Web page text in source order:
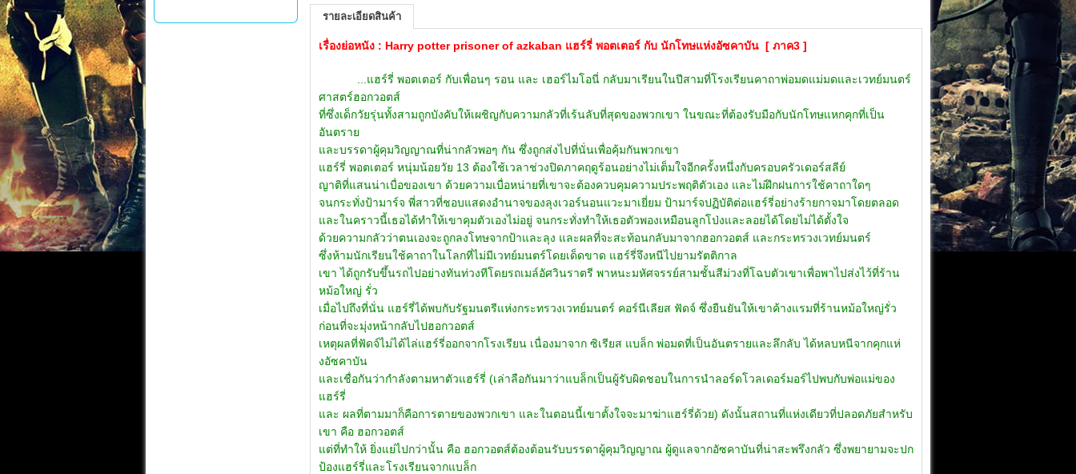
รายละเอียดสินค้า
เรื่องย่อหนัง : Harry potter prisoner of azkaban แฮร์รี่ พอตเตอร์ กับ นักโทษแห่งอัซคาบัน [ ภาค3 ]
...แฮร์รี่ พอตเตอร์ กับเพื่อนๆ รอน และ เฮอร์ไมโอนี่ กลับมาเรียนในปีสามที่โรงเรียนคาถาพ่อมดแม่มดและเวทย์มนตร์
ศาสตร์ฮอกวอตส์
ที่ซึ่งเด็กวัยรุ่นทั้งสามถูกบังคับให้เผชิญกับความกลัวที่เร้นลับที่สุดของพวกเขา ในขณะที่ต้องรับมือกับนักโทษแหกคุกที่เป็น
อันตราย
และบรรดาผู้คุมวิญญาณที่น่ากลัวพอๆ กัน ซึ่งถูกส่งไปที่นั่นเพื่อคุ้มกันพวกเขา
แฮร์รี่ พอตเตอร์ หนุ่มน้อยวัย 13 ต้องใช้เวลาช่วงปิดภาคฤดูร้อนอย่างไม่เต็มใจอีกครั้งหนึ่งกับครอบครัวเดอร์สลีย์
ญาติที่แสนน่าเบื่อของเขา ด้วยความเบื่อหน่ายที่เขาจะต้องควบคุมความประพฤติตัวเอง และไม่ฝึกฝนการใช้คาถาใดๆ
จนกระทั่งป้ามาร์จ พี่สาวที่ชอบแสดงอำนาจของลุงเวอร์นอนแวะมาเยี่ยม ป้ามาร์จปฏิบัติต่อแฮร์รี่อย่างร้ายกาจมาโดยตลอด
และในคราวนี้เธอได้ทำให้เขาคุมตัวเองไม่อยู่ จนกระทั่งทำให้เธอตัวพองเหมือนลูกโป่งและลอยได้โดยไม่ได้ตั้งใจ
ด้วยความกลัวว่าตนเองจะถูกลงโทษจากป้าและลุง และผลที่จะสะท้อนกลับมาจากฮอกวอตส์ และกระทรวงเวทย์มนตร์
ซึ่งห้ามนักเรียนใช้คาถาในโลกที่ไม่มีเวทย์มนตร์โดยเด็ดขาด แฮร์รี่จึงหนีไปยามรัตติกาล
เขา ได้ถูกรับขึ้นรถไปอย่างทันท่วงทีโดยรถเมล์อัศวินราตรี พาหนะมหัศจรรย์สามชั้นสีม่วงที่โฉบตัวเขาเพื่อพาไปส่งไว้ที่ร้าน
หม้อใหญ่ รั่ว
เมื่อไปถึงที่นั่น แฮร์รี่ได้พบกับรัฐมนตรีแห่งกระทรวงเวทย์มนตร์ คอร์นีเลียส ฟัดจ์ ซึ่งยืนยันให้เขาค้างแรมที่ร้านหม้อใหญ่รั่ว
ก่อนที่จะมุ่งหน้ากลับไปฮอกวอตส์
เหตุผลที่ฟัดจ์ไม่ได้ไล่แฮร์รี่ออกจากโรงเรียน เนื่องมาจาก ซิเรียส แบล็ก พ่อมดที่เป็นอันตรายและลึกลับ ได้หลบหนีจากคุกแห่
งอัซคาบัน
และเชื่อกันว่ากำลังตามหาตัวแฮร์รี่ (เล่าลือกันมาว่าแบล็กเป็นผู้รับผิดชอบในการนำลอร์ดโวลเดอร์มอร์ไปพบกับพ่อแม่ของ
แฮร์รี่
และ ผลที่ตามมาก็คือการตายของพวกเขา และในตอนนี้เขาตั้งใจจะมาฆ่าแฮร์รี่ด้วย) ดังนั้นสถานที่แห่งเดียวที่ปลอดภัยสำหรับ
เขา คือ ฮอกวอตส์
แต่ที่ทำให้ ยิ่งแย่ไปกว่านั้น คือ ฮอกวอตส์ต้องต้อนรับบรรดาผู้คุมวิญญาณ ผู้ดูแลจากอัซคาบันที่น่าสะพรึงกลัว ซึ่งพยายามจะปก
ป้องแฮร์รี่และโรงเรียนจากแบล็ก